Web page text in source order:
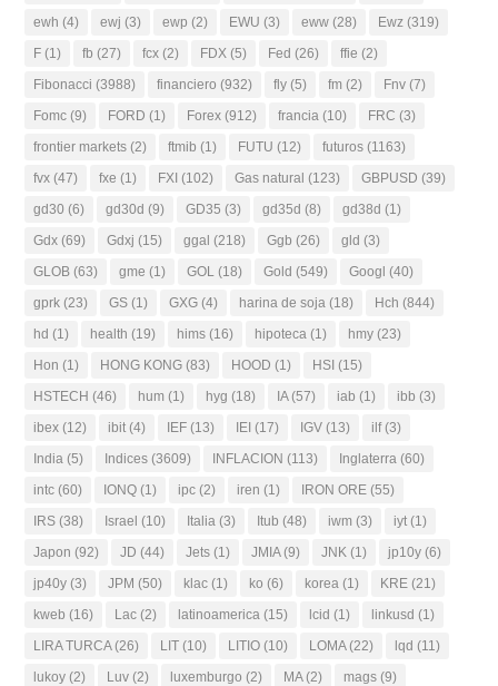
ewh (4) ewj (3) ewp (2) EWU (3) eww (28) Ewz (319)
F (1) fb (27) fcx (2) FDX (5) Fed (26) ffie (2)
Fibonacci (3988) financiero (932) fly (5) fm (2) Fnv (7)
Fomc (9) FORD (1) Forex (912) francia (10) FRC (3)
frontier markets (2) ftmib (1) FUTU (12) futuros (1163)
fvx (47) fxe (1) FXI (102) Gas natural (123) GBPUSD (39)
gd30 (6) gd30d (9) GD35 (3) gd35d (8) gd38d (1)
Gdx (69) Gdxj (15) ggal (218) Ggb (26) gld (3)
GLOB (63) gme (1) GOL (18) Gold (549) Googl (40)
gprk (23) GS (1) GXG (4) harina de soja (18) Hch (844)
hd (1) health (19) hims (16) hipoteca (1) hmy (23)
Hon (1) HONG KONG (83) HOOD (1) HSI (15)
HSTECH (46) hum (1) hyg (18) IA(57) iab (1) ibb (3)
ibex (12) ibit (4) IEF (13) IEI (17) IGV (13) ilf(3)
India (5) Indices (3609) INFLACION (113) Inglaterra (60)
intc (60) IONQ (1) ipc (2) iren (1) IRON ORE (55)
IRS (38) Israel (10) Italia (3) Itub (48) iwm (3) iyt (1)
Japon (92) JD (44) Jets (1) JMIA(9) JNK (1) jp10y (6)
jp40y (3) JPM (50) klac (1) ko (6) korea (1) KRE (21)
kweb (16) Lac (2) latinoamerica (15) lcid (1) linkusd (1)
LIRA TURCA(26) LIT (10) LITIO (10) LOMA(22) lqd (11)
lukoy (2) Luv (2) luxemburgo (2) MA(2) mags (9)